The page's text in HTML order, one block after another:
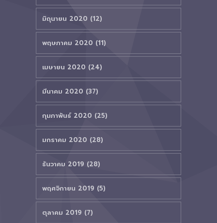
มิถุนายน 2020 (12)
พฤษภาคม 2020 (11)
เมษายน 2020 (24)
มีนาคม 2020 (37)
กุมภาพันธ์ 2020 (25)
มกราคม 2020 (28)
ธันวาคม 2019 (28)
พฤศจิกายน 2019 (5)
ตุลาคม 2019 (7)